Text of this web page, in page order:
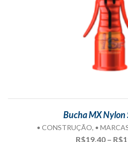
Bucha MX Nylon
• CONSTRUÇÃO, •
R$19,40 – R$